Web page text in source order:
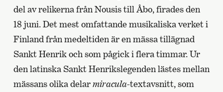
del av relikerna från Nousis till Åbo, firades den
18 juni. Det mest omfattande musikaliska verket i
Finland från medeltiden är en mässa tillägnad
Sankt Henrik och som pågick i flera timmar. Ur
den latinska Sankt Henrikslegenden lästes mellan
mässans olika delarmiracula-textavsnitt, som